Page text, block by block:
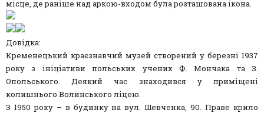
місце, де раніше над аркою-входом була розташована ікона.
Довідка:
Кременецький краєзнавчий музей створений у березні 1937
року з ініціативи польських учених Ф. Мончака та З.
Опольського. Деякий час знаходився у приміщені
колишнього Волинського ліцею.
З 1950 року – в будинку на вул. Шевченка, 90. Праве крило